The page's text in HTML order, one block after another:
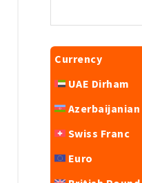
Currency
UAE Dirham
Swiss Franc
Euro